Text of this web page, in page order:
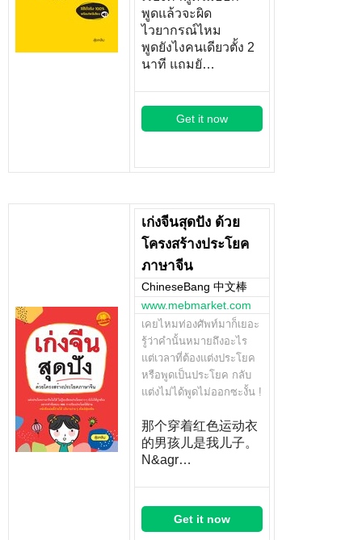
พูดแล้วจะผิด
ไวยากรณ์ไหม
พูดยังไงคนเดียวตั้ง 2
นาที แถมยั…
Get it now
เก่งจีนสุดปัง ด้วย
โครงสร้างประโยค
ภาษาจีน
ChineseBang 中文棒
www.mebmarket.com
เคยไหมท่องศัพท์มาก็เยอะ
รู้ว่าคำนั้นหมายถึงอะไร
แต่เวลาที่ต้องแต่งประโยค
หรือพูดเป็นประโยค กลับ
แต่งไม่ได้พูดไม่ออกซะงั้น !
那个穿着红色运动衣
的男孩儿是我儿子。
N&agr…
Get it now